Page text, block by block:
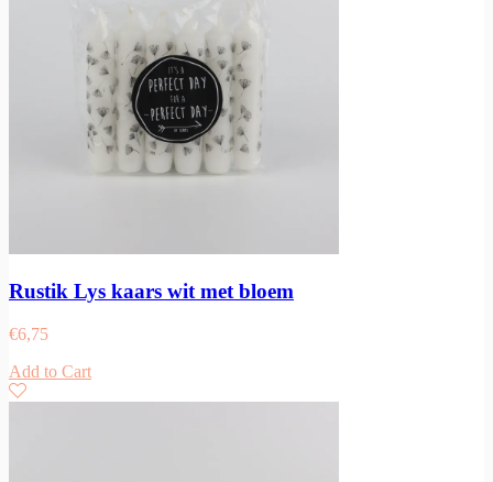
Rustik Lys kaars wit met bloem
€6,75
Add to Cart